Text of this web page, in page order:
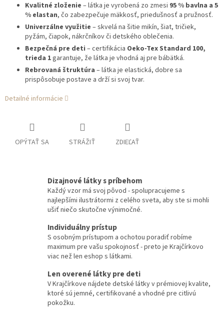
Kvalitné zloženie – látka je vyrobená zo zmesi 95 % bavlna a 5
% elastan, čo zabezpečuje mäkkosť, priedušnosť a pružnosť.
Univerzálne využitie – skvelá na šitie mikín, šiat, tričiek,
pyžám, čiapok, nákrčníkov či detského oblečenia.
Bezpečná pre deti – certifikácia Oeko-Tex Standard 100,
trieda 1garantuje, že látka je vhodná aj pre bábätká.
Rebrovaná štruktúra – látka je elastická, dobre sa
prispôsobuje postave a drží si svoj tvar.
Detailné informácie
OPÝTAŤ SA STRÁŽIŤ ZDIEĽAŤ
Dizajnové látky s príbehom
Každý vzor má svoj pôvod - spolupracujeme s
najlepšími ilustrátormi z celého sveta, aby ste si mohli
ušiť niečo skutočne výnimočné.
Individuálny prístup
S osobným prístupom a ochotou poradiť robíme
maximum pre vašu spokojnosť - preto je Krajčírkovo
viac než len eshop s látkami.
Len overené látky pre deti
V Krajčírkove nájdete detské látky v prémiovej kvalite,
ktoré sú jemné, certifikované a vhodné pre citlivú
pokožku.